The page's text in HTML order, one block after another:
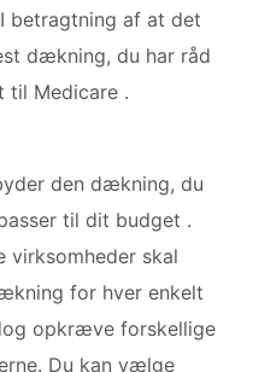
betragtning af at det
dækning, du har råd
til Medicare .
den dækning, du
til dit budget .
virksomheder skal
for hver enkelt
opkræve forskellige
Du kan vælge